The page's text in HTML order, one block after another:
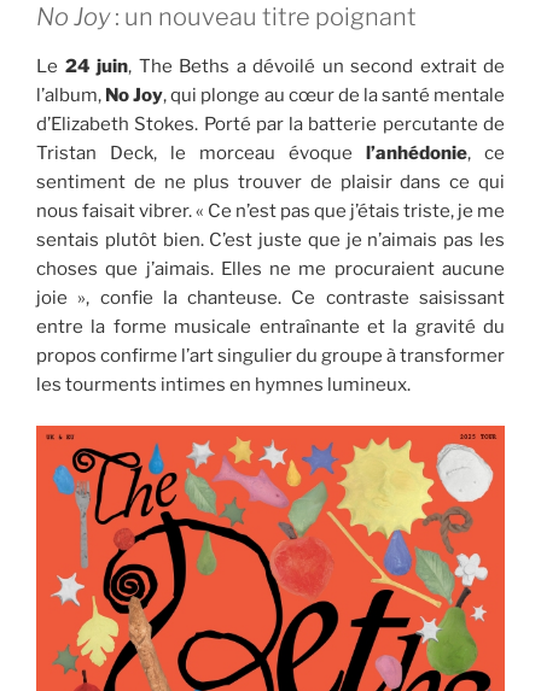
No Joy: un nouveau titre poignant
Le 24 juin, The Beths a dévoilé un second extrait de
l’album, No Joy, qui plonge au cœur de la santé mentale
d’Elizabeth Stokes. Porté par la batterie percutante de
Tristan Deck, le morceau évoque l’anhédonie, ce
sentiment de ne plus trouver de plaisir dans ce qui
nous faisait vibrer. « Ce n’est pas que j’étais triste, je me
sentais plutôt bien. C’est juste que je n’aimais pas les
choses que j’aimais. Elles ne me procuraient aucune
joie », confie la chanteuse. Ce contraste saisissant
entre la forme musicale entraînante et la gravité du
propos confirme l’art singulier du groupe à transformer
les tourments intimes en hymnes lumineux.